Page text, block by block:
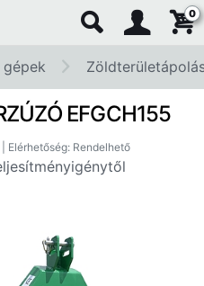
0
gépek
EFGCH155
Rendelhető